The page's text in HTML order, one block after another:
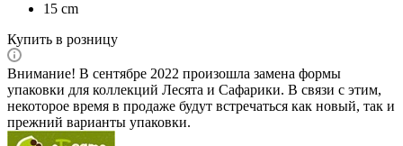
15 cm
Купить в розницу
Внимание! В сентябре 2022 произошла замена формы
упаковки для коллекций Лесята и Сафарики. В связи с этим,
некоторое время в продаже будут встречаться как новый, так и
прежний варианты упаковки.